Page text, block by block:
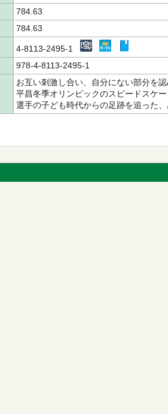
784.63
784.63
4-8113-2495-1
978-4-8113-2495-1
お互い刺激し合い、自分にない部分を
平昌冬季オリンピックのスピードスケ
選手の子ども時代からの足跡を追った